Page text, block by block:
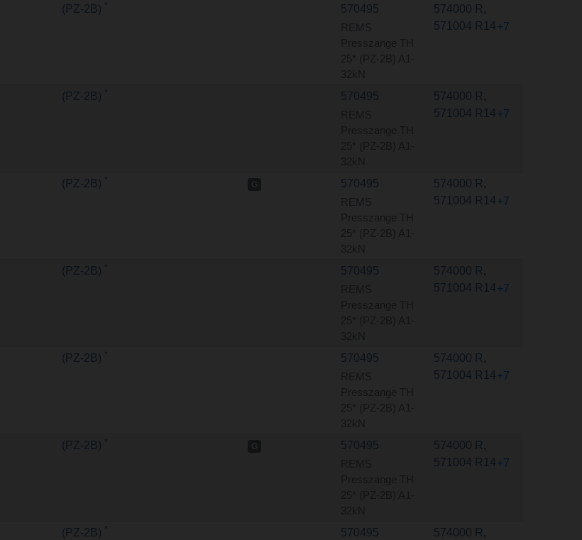
(PZ-2B) * 570495 574000 R ,
571004 R14+7
(PZ-2B) * 570495 574000 R ,
571004 R14+7
(PZ-2B) * 570495 574000 R ,
571004 R14+7
(PZ-2B) * 570495 574000 R ,
571004 R14+7
(PZ-2B) * 570495 574000 R ,
571004 R14+7
(PZ-2B) * 570495 574000 R ,
571004 R14+7
(PZ-2B) * 570495 574000 R ,